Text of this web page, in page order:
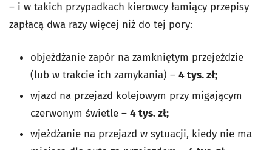
– i w takich przypadkach kierowcy łamiący przepisy
zapłacą dwa razy więcej niż do tej pory:
objeżdżanie zapór na zamkniętym przejeździe
(lub w trakcie ich zamykania) – 4 tys. zł;
wjazd na przejazd kolejowym przy migającym
czerwonym świetle – 4 tys. zł;
wjeżdżanie na przejazd w sytuacji, kiedy nie ma